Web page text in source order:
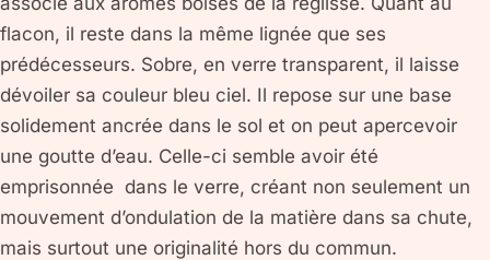
flacon, il reste dans la même lignée que ses
prédécesseurs. Sobre, en verre transparent, il laisse
dévoiler sa couleur bleu ciel. Il repose sur une base
solidement ancrée dans le sol et on peut apercevoir
une goutte d’eau. Celle-ci semble avoir été
emprisonnée dans le verre, créant non seulement un
mouvement d’ondulation de la matière dans sa chute,
mais surtout une originalité hors du commun.